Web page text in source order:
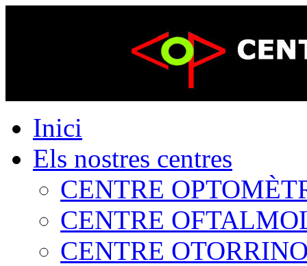
Inici
Els nostres centres
CENTRE
CENTRE
CENTRE